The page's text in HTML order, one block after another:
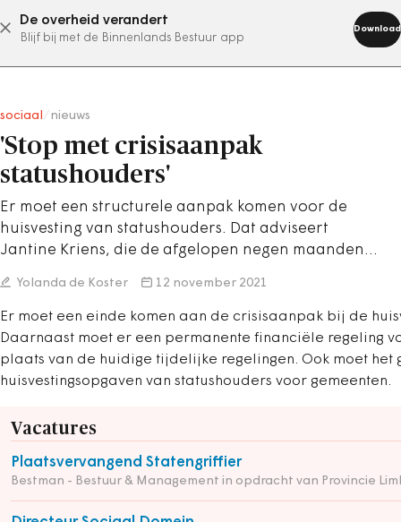
De overheid verandert
Blijf bij met de Binnenlands Bestuur app
Download
sociaal nieuws
'Stop met crisisaanpak
statushouders'
Er moet een structurele aanpak komen voor de
huisvesting van statushouders. Dat adviseert
Jantine Kriens, die de afgelopen negen maanden…
Yolanda de Koster 12 november 2021
Er moet een einde komen aan de crisisaanpak bij de
Daarnaast moet er een permanente financiële regeling
plaats van de huidige tijdelijke regelingen. Ook moet
huisvestingsopgaven van statushouders voor gemeenten.
Vacatures
Plaatsvervangend Statengriffier
Bestman - Bestuur & Management in opdracht van Provincie